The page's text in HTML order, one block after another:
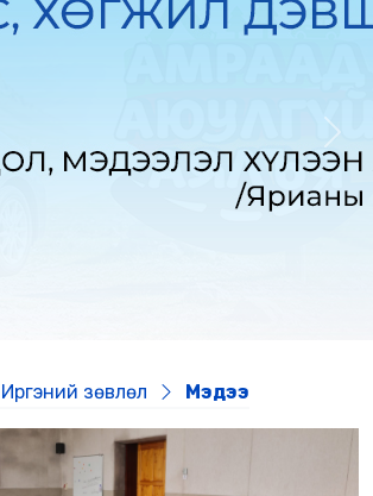
Next
Иргэний зөвлөл Мэдээ